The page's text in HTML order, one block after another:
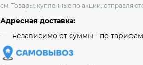
см. Товары, купленные по акции,
Адресная доставка:
независимо от cуммы - по